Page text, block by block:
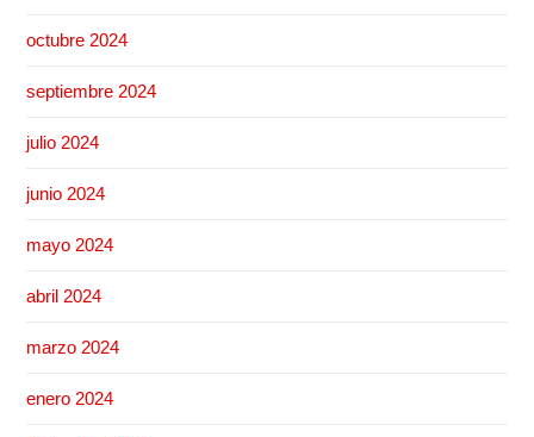
octubre 2024
septiembre 2024
julio 2024
junio 2024
mayo 2024
abril 2024
marzo 2024
enero 2024